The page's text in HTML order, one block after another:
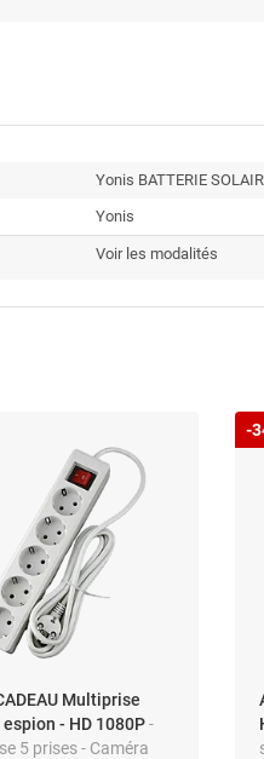
Yonis BATTERIE
Yonis
Voir les modalités
Multiprise
- HD 1080P-
5 prises - Caméra
-